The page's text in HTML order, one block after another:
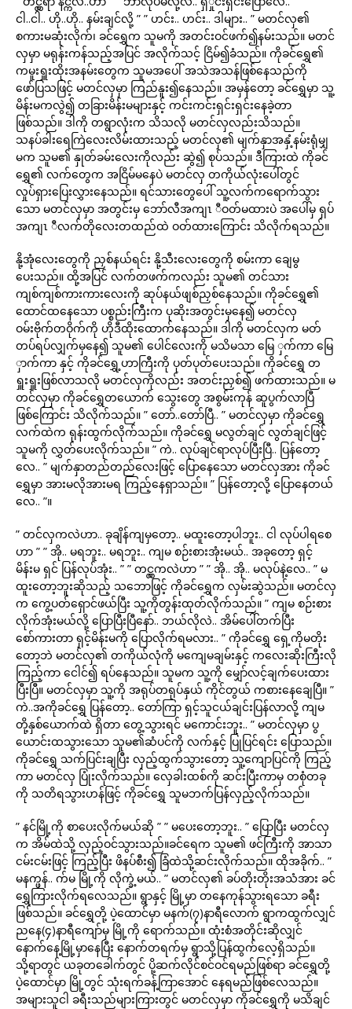
ငါ..ငါ.. ဟို..ဟို.. နမ်းချင်လို့ ” ” ဟင်း.. ဟင်း.. ဒါများ.. ” မတင်လှ၏
စကားမဆုံးလိုက်၊ ခင်ရွှေက သူမကို အတင်းဝင်ဖက်၍နမ်းသည်။ မတင်
လှမှာ မရုန်းကန်သည့်အပြင် အလိုက်သင့် ငြိမ်၍ခံသည်။ ကိုခင်ရွှေ၏
ကမူးရှူးထိုးအနမ်းတွေက သူမအပေါ် အသဲအသန်ဖြစ်နေသည်ကို
ဖော်ပြသဖြင့် မတင်လှမှာ ကြည်နူး၍နေသည်။ အမှန်တော့ ခင်ရွှေမှာ သူ့
မိန်းမကလွဲ၍ တခြားမိန်းမများနှင့် ကင်းကင်းရှင်းရှင်းနေခဲ့တာ
ဖြစ်သည်။ ဒါကို တရွာလုံးက သိသလို မတင်လှလည်းသိသည်။
သနပ်ခါးရေကြဲလေးလိမ်းထားသည့် မတင်လှ၏ မျက်နှာအနှံ့နမ်းရုံမျှ
မက သူမ၏ နှုတ်ခမ်းလေးကိုလည်း ဆွဲ၍ စုပ်သည်။ ဒီကြားထဲ ကိုခင်
ရွှေ၏ လက်တွေက အငြိမ်မနေပဲ မတင်လှ တကိုယ်လုံးပေါ်တွင်
လှုပ်ရှားပြေးလွှားနေသည်။ ရင်သားတွေပေါ် သူ့လက်ကရောက်သွား
သော မတင်လှမှာ အတွင်းမှ ဘော်လီအကျၤ ီဝတ်မထားပဲ အပေါ်မှ ရှပ်
အကျၤ ီလက်တိုလေးတထည်ထဲ ဝတ်ထားကြောင်း သိလိုက်ရသည်။
နို့အုံလေးတွေကို ညှစ်နယ်ရင်း နို့သီးလေးတွေကို စမ်းကာ ချေမွ
ပေးသည်။ ထို့အပြင် လက်တဖက်ကလည်း သူမ၏ တင်သား
ကျစ်ကျစ်ကားကားလေးကို ဆုပ်နယ်ဖျစ်ညှစ်နေသည်။ ကိုခင်ရွှေ၏
ထောင်ထနေသော ပစ္စည်းကြီးက ပုဆိုးအတွင်းမှနေ၍ မတင်လှ
ဝမ်းဗိုက်တဝိုက်ကို ဟိုဒီထိုးထောက်နေသည်။ ဒါကို မတင်လှက မတ်
တပ်ရပ်လျှက်မှနေ၍ သူမ၏ ပေါင်လေးကို မသိမသာ မြေ ှက်ကာ မြေ
ှာက်ကာ နှင့် ကိုခင်ရွှေ့ဟာကြီးကို ပုတ်ပုတ်ပေးသည်။ ကိုခင်ရွှေ တ
ရှူးရှူးဖြစ်လာသလို မတင်လှကိုလည်း အတင်းညှစ်၍ ဖက်ထားသည်။ မ
တင်လှမှာ ကိုခင်ရွှေတယောက် သွေးတွေ အစွမ်းကုန် ဆူပွက်လာပြီ
ဖြစ်ကြောင်း သိလိုက်သည်။ ” တော်..တော်ပြီ.. ” မတင်လှမှာ ကိုခင်ရွှေ
လက်ထဲက ရုန်းထွက်လိုက်သည်။ ကိုခင်ရွှေ မလွတ်ချင် လွတ်ချင်ဖြင့်
သူမကို လွှတ်ပေးလိုက်သည်။ ” ကဲ.. လုပ်ချင်ရာလုပ်ပြီးပြီ.. ပြန်တော့
လေ.. ” မျက်နှာတည်တည်လေးဖြင့် ပြောနေသော မတင်လှအား ကိုခင်
ရွှေမှာ အားမလိုအားမရ ကြည့်နေရှာသည်။ ” ပြန်တော့လို့ ပြောနေတယ်
လေ.. ”။
” တင်လှကလဲဟာ.. ခုချိန်ကျမှတော့.. မထူးတော့ပါဘူး.. ငါ လုပ်ပါရစေ
ဟာ ” ” အို.. မရဘူး.. မရဘူး.. ကျမ စဉ်းစားအုံးမယ်.. အခုတော့ ရှင့်
မိန်းမ ရှင် ပြန်လုပ်အုံး.. ” ” တင္လွကလဲဟာ ” ” အို.. အို.. မလုပ်နဲ့လေ.. ” မ
ထူးတော့ဘူးဆိုသည့် သဘောဖြင့် ကိုခင်ရွှေက လှမ်းဆွဲသည်။ မတင်လှ
က ကွေ့ပတ်ရှောင်ဖယ်ပြီး သူ့ကိုတွန်းထုတ်လိုက်သည်။ ” ကျမ စဉ်းစား
လိုက်အုံးမယ်လို့ ပြောပြီးပြီနော်.. ဘယ်လိုလဲ.. အိမ်ပေါ်တက်ပြီး
စော်ကားတာ ရှင့်မိန်းမကို ပြောလိုက်ရမလား.. ” ကိုခင်ရွှေ ရှေ့ကိုမတိုး
တော့ဘဲ မတင်လှ၏ တကိုယ်လုံကို မကျေမချမ်းနှင့် ကလေးဆိုးကြီးလို
ကြည့်ကာ ငေါင်၍ ရပ်နေသည်။ သူမက သူ့ကို မျှော်လင့်ချက်ပေးထား
ပြီးပြီ။ မတင်လှမှာ သူ့ကို အရုပ်တရုပ်နှယ် ကိုင်တွယ် ကစားနေချေပြီ။ ”
ကဲ..အကိုခင်ရွှေ ပြန်တော့.. တော်ကြာ ရှင့်သူငယ်ချင်းပြန်လာလို့ ကျမ
တို့နှစ်ယောက်ထဲ ရှိတာ တွေ့သွားရင် မကောင်းဘူး.. ” မတင်လှမှာ ပွ
ယောင်းထသွားသော သူမ၏ဆံပင်ကို လက်နှင့် ပြုပြင်ရင်း ပြောသည်။
ကိုခင်ရွှေ သက်ပြင်းချပြီး လှည့်ထွက်သွားတော့ သူ့ကျောပြင်ကို ကြည့်
ကာ မတင်လှ ပြုံးလိုက်သည်။ လှေခါးထစ်ကို ဆင်းပြီးကာမှ တစုံတခု
ကို သတိရသွားဟန်ဖြင့် ကိုခင်ရွှေ သူမဘက်ပြန်လှည့်လိုက်သည်။
” နင်မြို့ကို စာပေးလိုက်မယ်ဆို ” ” မပေးတော့ဘူး.. ” ပြောပြီး မတင်လှ
က အိမ်ထဲသို့ လှည့်ဝင်သွားသည်။ခင်ရေက သူမ၏ ဖင်ကြီးကို အာသာ
ငမ်းငမ်းဖြင့် ကြည့်ပြီး ဖိနပ်စီး၍ ခြံထဲသို့ဆင်းလိုက်သည်။ ထိုအခိုက်.. ”
မနက္ဖန်.. က်မ မြို့ကို လိုက္ခဲ့မယ်.. ” မတင်လှ၏ ခပ်တိုးတိုးအသံအား ခင်
ရွှေကြားလိုက်ရလေသည်။ ရွာနှင့် မြို့မှာ တနေကုန်သွားရသော ခရီး
ဖြစ်သည်။ ခင်ရွှေတို့ ပဲ့ထောင်မှာ မနက်(၇)နာရီလောက် ရွာကထွက်လျှင်
ညနေ(၄)နာရီကျော်မှ မြို့ကို ရောက်သည်။ ထုံးစံအတိုင်းဆိုလျှင်
နောက်နေ့မြို့မှာနေပြီး နောက်တရက်မှ ရွာသို့ပြန်ထွက်လေ့ရှိသည်။
သို့ရာတွင် ယခုတခေါက်တွင် ပို့ဆက်လိုင်စင်ဝင်ရမည်ဖြစ်ရာ ခင်ရွှေတို့
ပဲ့ထောင်မှာ မြို့တွင် သုံးရက်ခန့်ကြာအောင် နေရမည်ဖြစ်လေသည်။
အများသူငါ ခရီးသည်များကြားတွင် မတင်လှမှာ ကိုခင်ရွှေကို မသိချင်